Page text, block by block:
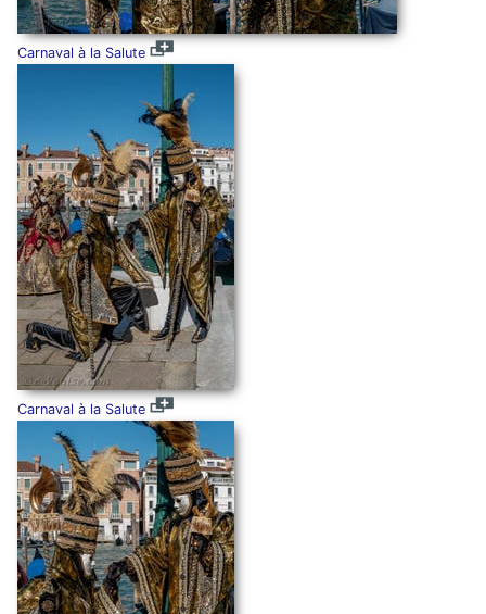
Carnaval à la Salute
Carnaval à la Salute